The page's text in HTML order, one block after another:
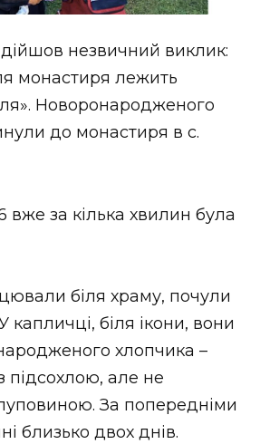
(відеоверсія)
незвичний виклик:
монастиря лежить
Новоронародженого
до монастиря в с.
за кілька хвилин була
біля храму, почули
капличці, біля ікони, вони
хлопчика –
підсохлою, але не
За попередніми
близько двох днів.